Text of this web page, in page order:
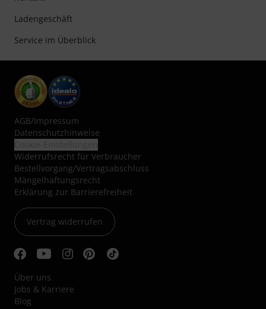
Ladengeschäft
Service im Überblick
AGB/Impressum
Datenschutzhinweise
Widerrufsrecht für Verbraucher
Bestellvorgang/Vertragsabschluss
Mängelhaftungsrecht
Erklärung zur Barrierefreiheit
Vertrag widerrufen
Über uns
Jobs & Karriere
Blog